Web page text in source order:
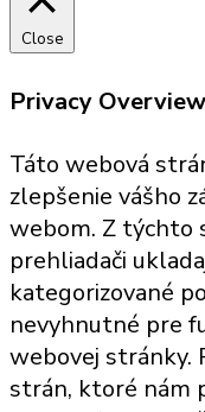
Close
Privacy Overview
Táto webová
zlepšenie vášho
webom. Z týchto
prehliadači
kategorizované
nevyhnutné pre
webovej stránky.
strán, ktoré nám